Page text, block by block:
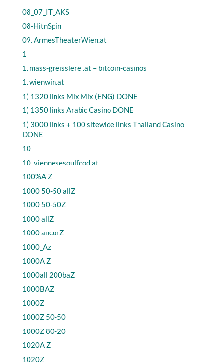
08_07_IT_AKS
08-HitnSpin
09. ArmesTheaterWien.at
1
1. mass-greisslerei.at – bitcoin-casinos
1. wienwin.at
1) 1320 links Mix Mix (ENG) DONE
1) 1350 links Arabic Casino DONE
1) 3000 links + 100 sitewide links Thailand Casino
DONE
10
10. viennesesoulfood.at
100%A Z
1000 50-50 allZ
1000 50-50Z
1000 allZ
1000 ancorZ
1000_Az
1000A Z
1000all 200baZ
1000BAZ
1000Z
1000Z 50-50
1000Z 80-20
1020A Z
1020Z